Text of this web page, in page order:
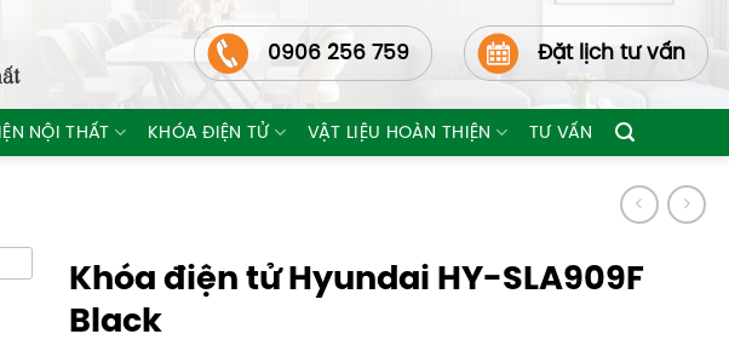
0906 256 759 Đặt lịch tư vấn
NỘI THẤT KHÓA ĐIỆN TỬ VẬT LIỆU HOÀN THIỆN TƯ VẤN
Khóa điện tử Hyundai HY-SLA909F
Black